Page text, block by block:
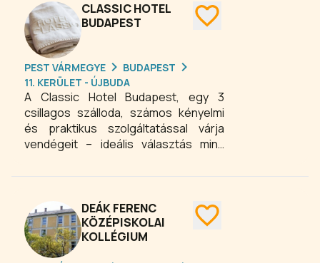
CLASSIC HOTEL
BUDAPEST
PEST VÁRMEGYE
BUDAPEST
11. KERÜLET - ÚJBUDA
A Classic Hotel Budapest, egy 3
csillagos szálloda, számos kényelmi
és praktikus szolgáltatással várja
vendégeit – ideális választás mind
számára. A közlekedést és parkolást
igényelhetnek reptéri transzfert, az
utcán díjfizetős parkolásra van
lehetőség, valamint autóbérlés is
lehetséges a helyszínen. A
DEÁK FERENC
KÖZÉPISKOLAI
KOLLÉGIUM